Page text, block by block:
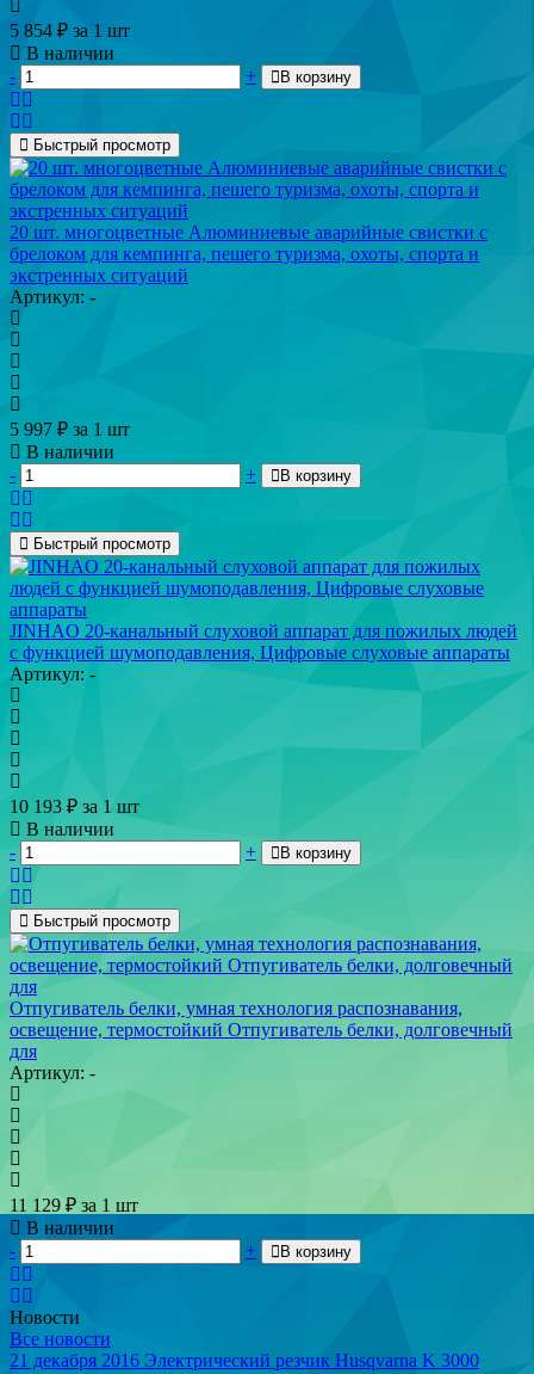
5 854 ₽ за 1 шт
В наличии
-
+ В корзину
Быстрый просмотр
20 шт. многоцветные Алюминиевые аварийные свистки с
брелоком для кемпинга, пешего туризма, охоты, спорта и
экстренных ситуаций
Артикул: -
5 997 ₽ за 1 шт
В наличии
-
+ В корзину
Быстрый просмотр
JINHAO 20-канальный слуховой аппарат для пожилых людей
с функцией шумоподавления, Цифровые слуховые аппараты
Артикул: -
10 193 ₽ за 1 шт
В наличии
-
+ В корзину
Быстрый просмотр
Отпугиватель белки, умная технология распознавания,
освещение, термостойкий Отпугиватель белки, долговечный
для
Артикул: -
11 129 ₽ за 1 шт
В наличии
-
+ В корзину
Новости
Все новости
21 декабря 2016 Электрический резчик Husqvarna K 3000